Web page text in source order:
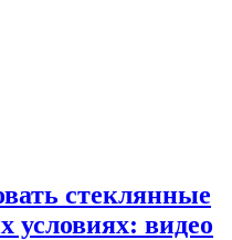
стеклянные
условиях: видео